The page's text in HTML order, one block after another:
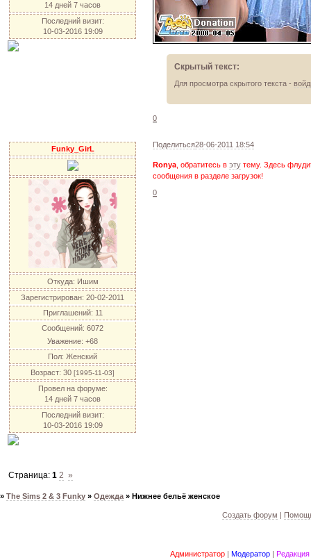
14 дней 7 часов
Последний визит:
10-03-2016 19:09
Скрытый текст:
Для просмотра скрытого текста -
0
Поделиться28-06-2011 18:54
Funky_GirL
Откуда: Ишим
Зарегистрирован: 20-02-2011
Приглашений: 11
Сообщений: 6072
Уважение: +68
Пол: Женский
Возраст: 30 [1995-11-03]
Провел на форуме:
14 дней 7 часов
Последний визит:
10-03-2016 19:09
Ronya , обратитесь вэту тему. Здесь
сообщения в разделе загрузок!
0
Страница:1 2 »
» The Sims 2 & 3 Funky » Одежда » Нижнее бельё женское
Создать форум |
Администратор | Модератор | Редакция